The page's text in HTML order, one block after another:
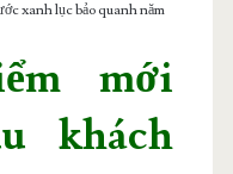
xanh lục bảo quanh năm
mới
khách